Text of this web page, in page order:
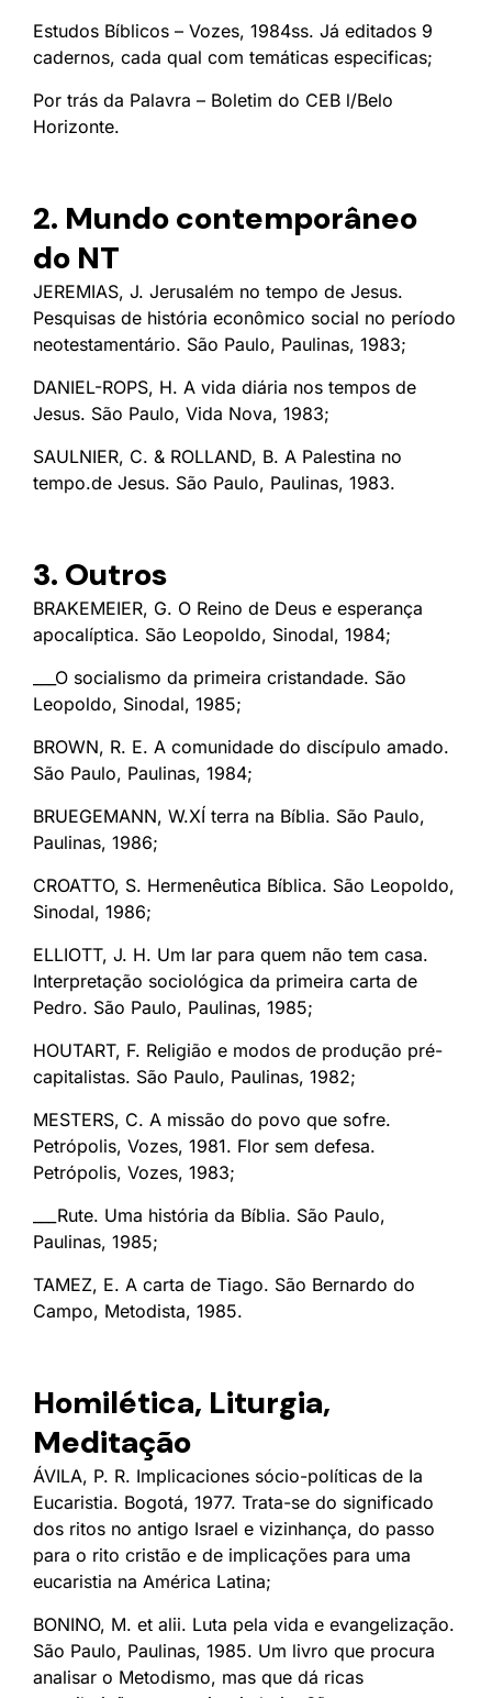
Estudos Bíblicos – Vozes, 1984ss. Já editados 9
cadernos, cada qual com temáticas especificas;
Por trás da Palavra – Boletim do CEB l/Belo
Horizonte.
2. Mundo contemporâneo
do NT
JEREMIAS, J. Jerusalém no tempo de Jesus.
Pesquisas de história econômico social no período
neotestamentário. São Paulo, Paulinas, 1983;
DANIEL-ROPS, H. A vida diária nos tempos de
Jesus. São Paulo, Vida Nova, 1983;
SAULNIER, C. & ROLLAND, B. A Palestina no
tempo.de Jesus. São Paulo, Paulinas, 1983.
3. Outros
BRAKEMEIER, G. O Reino de Deus e esperança
apocalíptica. São Leopoldo, Sinodal, 1984;
___O socialismo da primeira cristandade. São
Leopoldo, Sinodal, 1985;
BROWN, R. E. A comunidade do discípulo amado.
São Paulo, Paulinas, 1984;
BRUEGEMANN, W.XÍ terra na Bíblia. São Paulo,
Paulinas, 1986;
CROATTO, S. Hermenêutica Bíblica. São Leopoldo,
Sinodal, 1986;
ELLIOTT, J. H. Um lar para quem não tem casa.
Interpretação sociológica da primeira carta de
Pedro. São Paulo, Paulinas, 1985;
HOUTART, F. Religião e modos de produção pré-
capitalistas. São Paulo, Paulinas, 1982;
MESTERS, C. A missão do povo que sofre.
Petrópolis, Vozes, 1981. Flor sem defesa.
Petrópolis, Vozes, 1983;
___Rute. Uma história da Bíblia. São Paulo,
Paulinas, 1985;
TAMEZ, E. A carta de Tiago. São Bernardo do
Campo, Metodista, 1985.
Homilética, Liturgia,
Meditação
ÁVILA, P. R. Implicaciones sócio-políticas de Ia
Eucaristia. Bogotá, 1977. Trata-se do significado
dos ritos no antigo Israel e vizinhança, do passo
para o rito cristão e de implicações para uma
eucaristia na América Latina;
BONINO, M. et alii. Luta pela vida e evangelização.
São Paulo, Paulinas, 1985. Um livro que procura
analisar o Metodismo, mas que dá ricas